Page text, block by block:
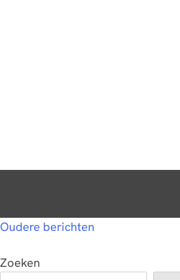
Oudere berichten
Zoeken